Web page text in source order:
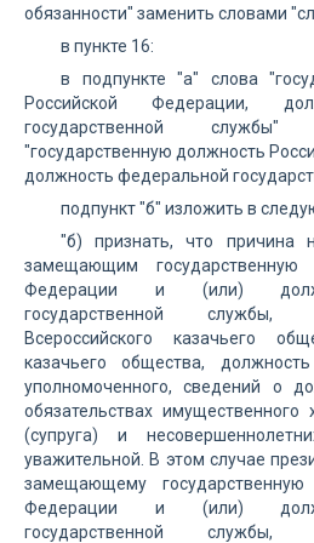
обязанности" заменить словами
в пункте 16:
в подпункте "а" слова
Российской Федерации,
государственной
"государственную должность
должность федеральной
подпункт "б" изложить в
"б) признать, что причина
замещающим государственную
Федерации и (или)
государственной службы,
Всероссийского казачьего
казачьего общества,
уполномоченного, сведений о
обязательствах имущественного
(супруга) и
уважительной. В этом случае
замещающему государственную
Федерации и (или)
государственной службы,